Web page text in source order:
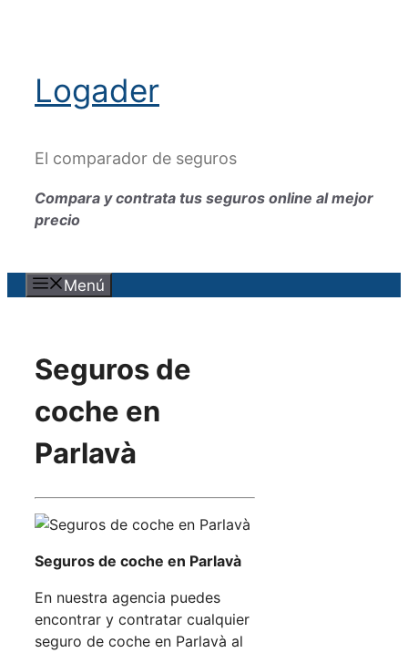
Logader
El comparador de seguros
Compara y contrata tus seguros online al mejor
precio
Menú
Seguros de
coche en
Parlavà
Seguros de coche en Parlavà
En nuestra agencia puedes
encontrar y contratar cualquier
seguro de coche en Parlavà al